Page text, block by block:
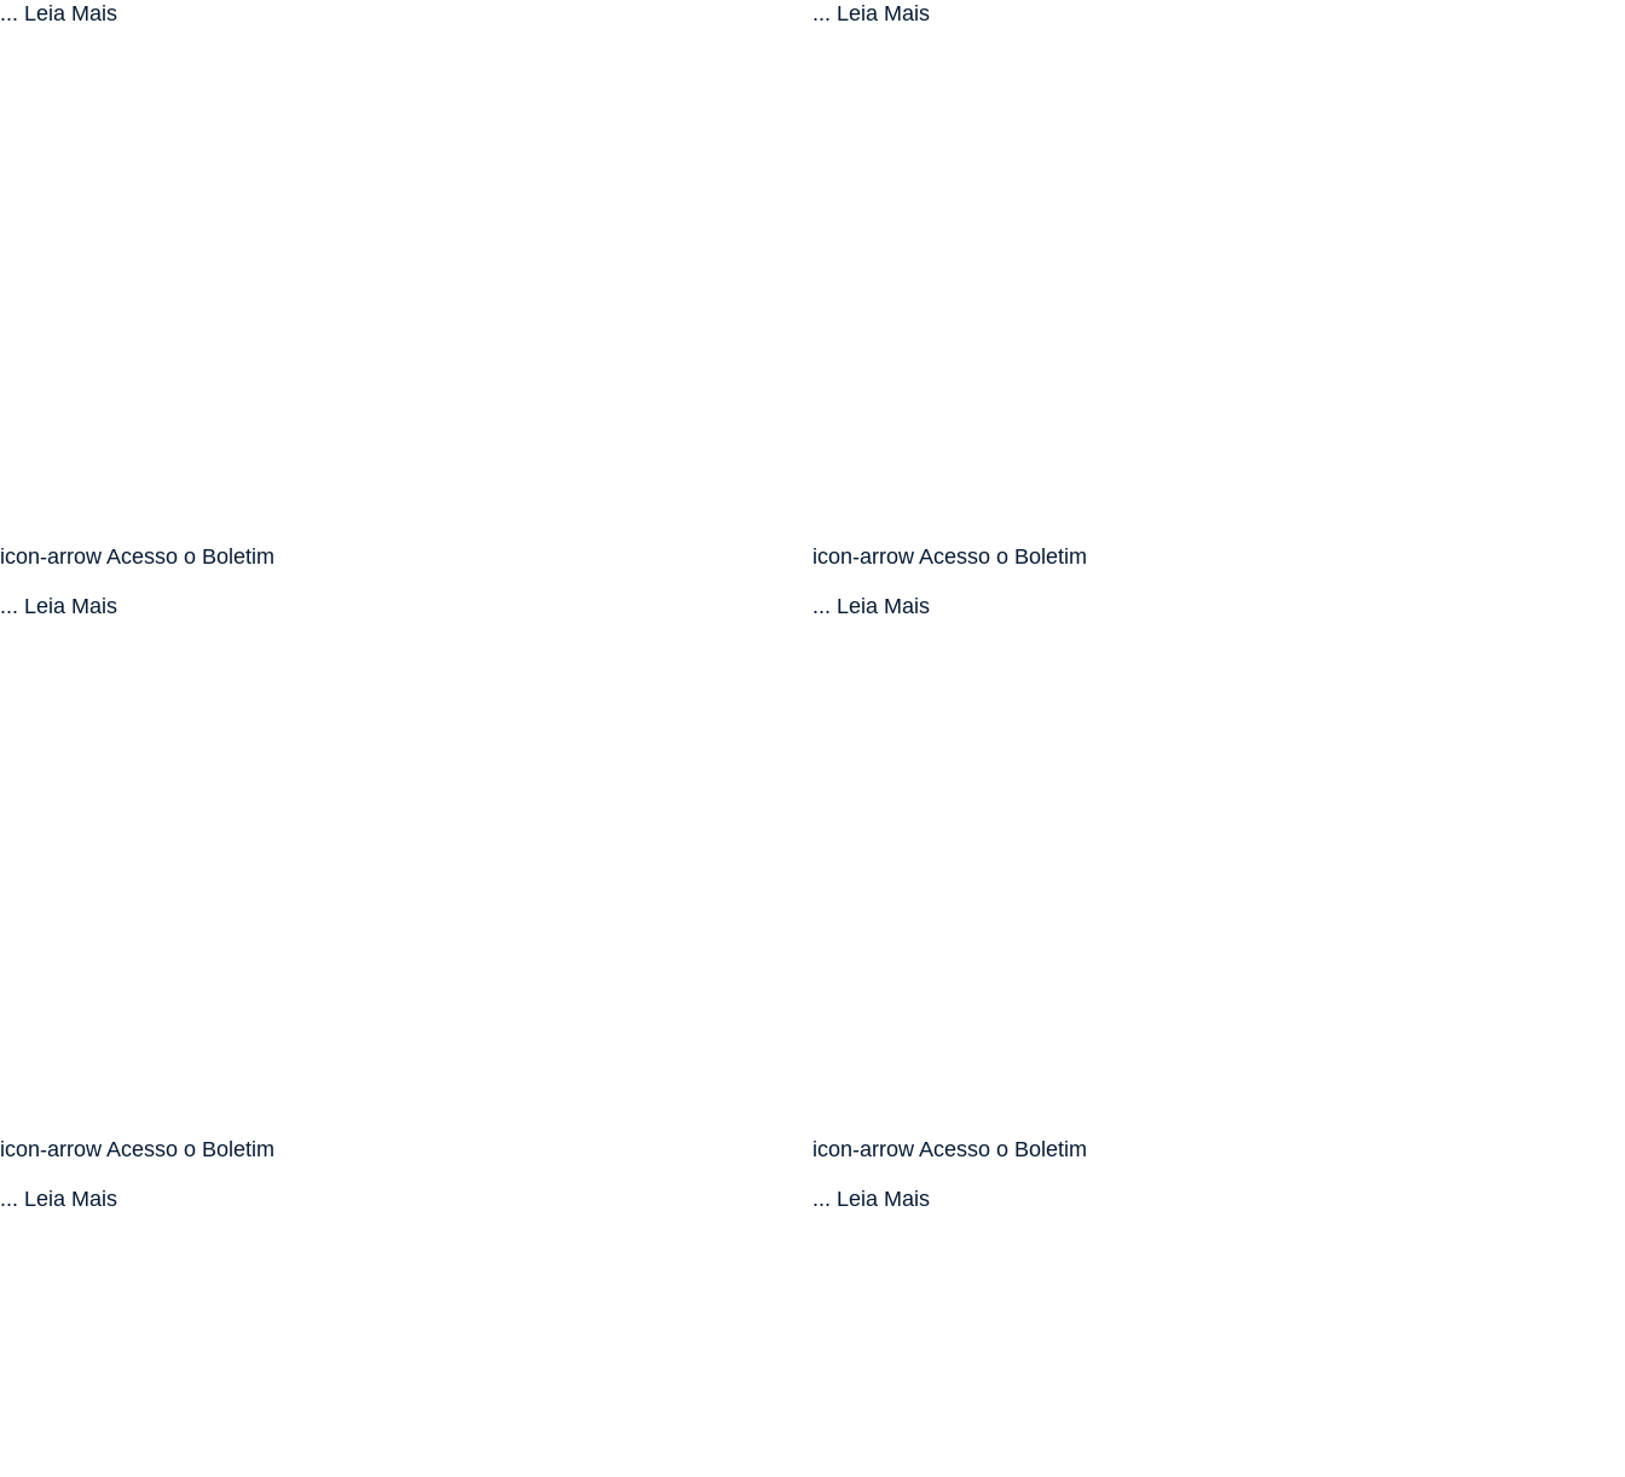
... Leia Mais ... Leia Mais
icon-arrow Acesso o Boletim
... Leia Mais
icon-arrow Acesso o Boletim
... Leia Mais
icon-arrow Acesso o Boletim
... Leia Mais
icon-arrow Acesso o Boletim
... Leia Mais